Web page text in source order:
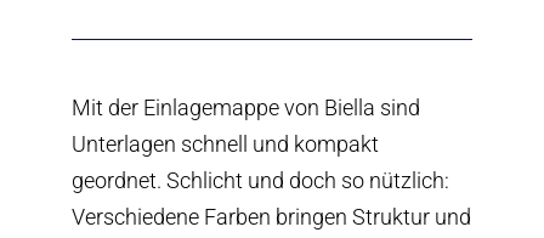
Mit der Einlagemappe von Biella sind
Unterlagen schnell und kompakt
geordnet. Schlicht und doch so nützlich:
Verschiedene Farben bringen Struktur und